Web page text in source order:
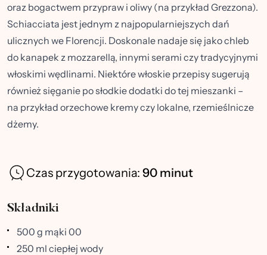
oraz bogactwem przypraw i oliwy (na przykład Grezzona).
Schiacciata jest jednym z najpopularniejszych dań
ulicznych we Florencji. Doskonale nadaje się jako chleb
do kanapek z mozzarellą, innymi serami czy tradycyjnymi
włoskimi wędlinami. Niektóre włoskie przepisy sugerują
również sięganie po słodkie dodatki do tej mieszanki –
na przykład orzechowe kremy czy lokalne, rzemieślnicze
dżemy.
Czas przygotowania: 90 minut
Składniki
500 g mąki 00
250 ml ciepłej wody